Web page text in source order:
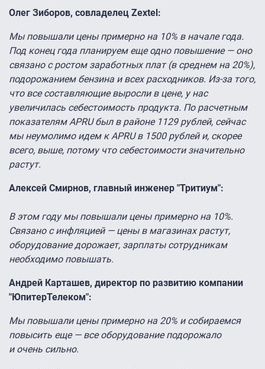
Олег Зиборов, совладелец Zextel:
Мы повышали цены примерно на 10% в начале года.
Под конец года планируем еще одно повышение — оно
связано с ростом заработных плат (в среднем на 20%),
подорожанием бензина и всех расходников. Из-за того,
что все составляющие выросли в цене, у нас
увеличилась себестоимость продукта. По расчетным
показателям APRU был в районе 1129 рублей, сейчас
мы неумолимо идем к APRU в 1500 рублей и, скорее
всего, выше, потому что себестоимости значительно
растут.
Алексей Смирнов, главный инженер "Тритиум":
В этом году мы повышали цены примерно на 10%.
Связано с инфляцией — цены в магазинах растут,
оборудование дорожает, зарплаты сотрудникам
необходимо повышать.
Андрей Карташев, директор по развитию компании
"ЮпитерТелеком":
Мы повышали цены примерно на 20% и собираемся
повысить еще — все оборудование подорожало
и очень сильно.